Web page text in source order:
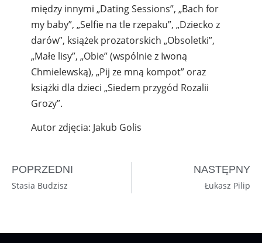
między innymi „Dating Sessions”, „Bach for
my baby”, „Selfie na tle rzepaku”, „Dziecko z
darów”, książek prozatorskich „Obsoletki”,
„Małe lisy”, „Obie” (wspólnie z Iwoną
Chmielewską), „Pij ze mną kompot” oraz
książki dla dzieci „Siedem przygód Rozalii
Grozy”.
Autor zdjęcia: Jakub Golis
POPRZEDNI
Stasia Budzisz
NASTĘPNY
Łukasz Pilip